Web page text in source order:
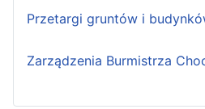
Przetargi gruntów i
Zarządzenia Burmistrza